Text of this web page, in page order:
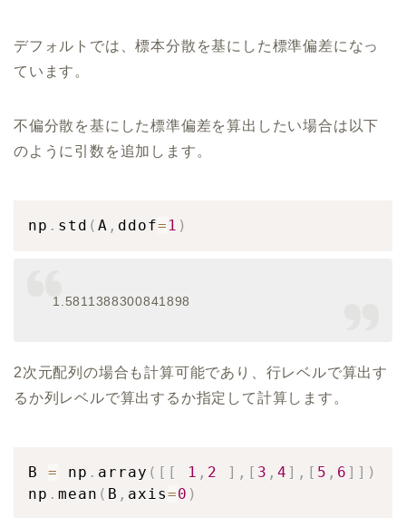
デフォルトでは、標本分散を基にした標準偏差になっ
ています。
不偏分散を基にした標準偏差を算出したい場合は以下
のように引数を追加します。
np . std ( A , ddof= 1 )
1.5811388300841898
2次元配列の場合も計算可能であり、行レベルで算出す
るか列レベルで算出するか指定して計算します。
B = np . array ( [ [ 1 , 2 ] , [ 3 , 4 ] , [ 5 , 6 ] ] )
np . mean ( B , axis=0 )